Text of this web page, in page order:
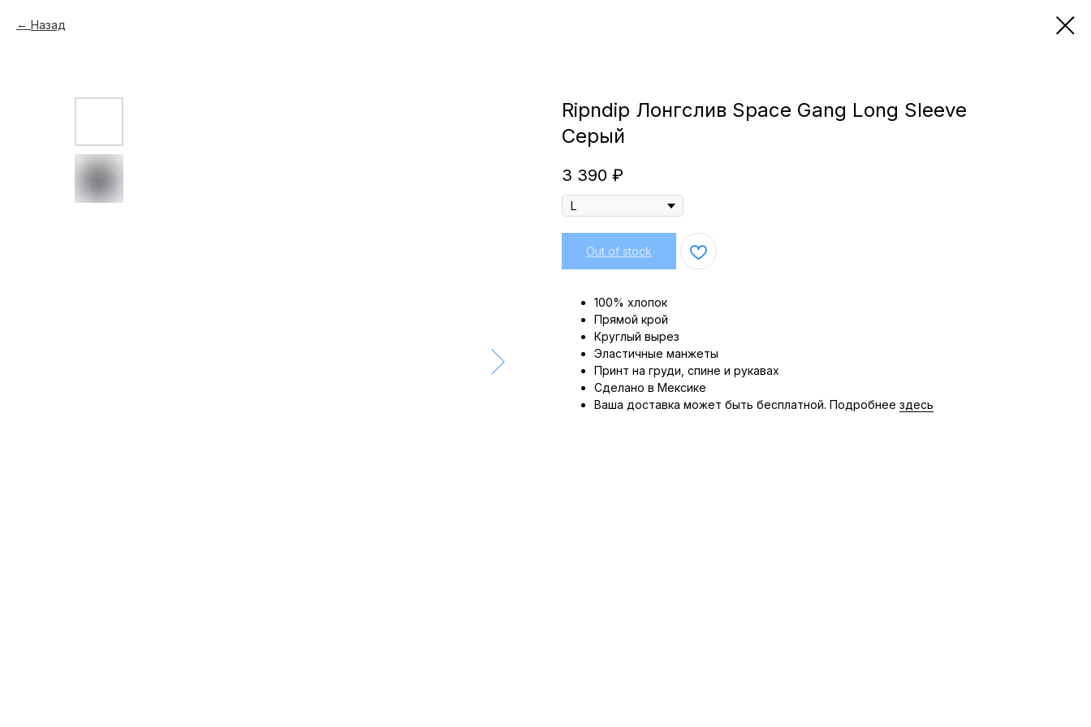
Назад
Ripndip Лонгслив Space Gang Long Sleeve
Серый
3 390 ₽
Out of stock
100% хлопок
Прямой крой
Круглый вырез
Эластичные манжеты
Принт на груди, спине и рукавах
Сделано в Мексике
Ваша доставка может быть бесплатной. Подробнее здесь